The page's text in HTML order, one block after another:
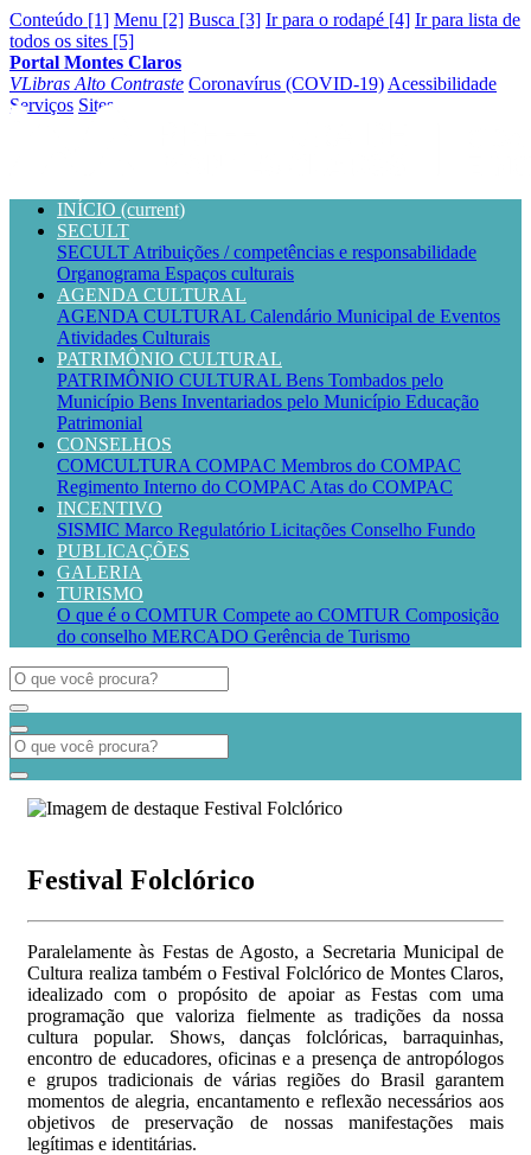
Conteúdo [1] Menu [2] Busca [3] Ir para o rodapé [4] Ir para lista de
todos os sites [5]
Portal Montes Claros
VLibras Alto Contraste Coronavírus (COVID-19) Acessibilidade
Serviços Sites
INÍCIO (current)
SECULT
SECULT Atribuições / competências e responsabilidade
Organograma Espaços culturais
AGENDA CULTURAL
AGENDA CULTURAL Calendário Municipal de Eventos
Atividades Culturais
PATRIMÔNIO CULTURAL
PATRIMÔNIO CULTURAL Bens Tombados pelo
Município Bens Inventariados pelo Município Educação
Patrimonial
CONSELHOS
COMCULTURA COMPAC Membros do COMPAC
Regimento Interno do COMPAC Atas do COMPAC
INCENTIVO
SISMIC Marco Regulatório Licitações Conselho Fundo
PUBLICAÇÕES
GALERIA
TURISMO
O que é o COMTUR Compete ao COMTUR Composição
do conselho MERCADO Gerência de Turismo
Festival Folclórico
Paralelamente às Festas de Agosto, a Secretaria Municipal de
Cultura realiza também o Festival Folclórico de Montes Claros,
idealizado com o propósito de apoiar as Festas com uma
programação que valoriza fielmente as tradições da nossa
cultura popular. Shows, danças folclóricas, barraquinhas,
encontro de educadores, oficinas e a presença de antropólogos
e grupos tradicionais de várias regiões do Brasil garantem
momentos de alegria, encantamento e reflexão necessários aos
objetivos de preservação de nossas manifestações mais
legítimas e identitárias.